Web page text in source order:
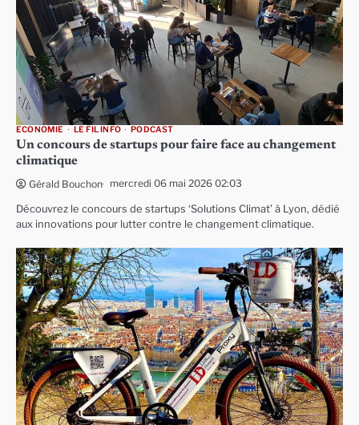
ECONOMIE LE FIL INFO PODCAST
Un concours de startups pour faire face au changement
climatique
Gérald Bouchon mercredi 06 mai 2026 02:03
Découvrez le concours de startups ‘Solutions Climat’ à Lyon, dédié
aux innovations pour lutter contre le changement climatique.